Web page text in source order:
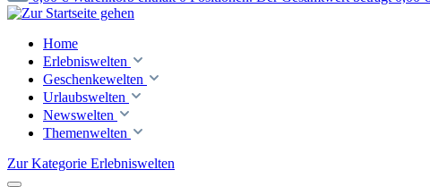
Home
Erlebniswelten
Geschenkewelten
Urlaubswelten
Newswelten
Themenwelten
Zur Kategorie Erlebniswelten